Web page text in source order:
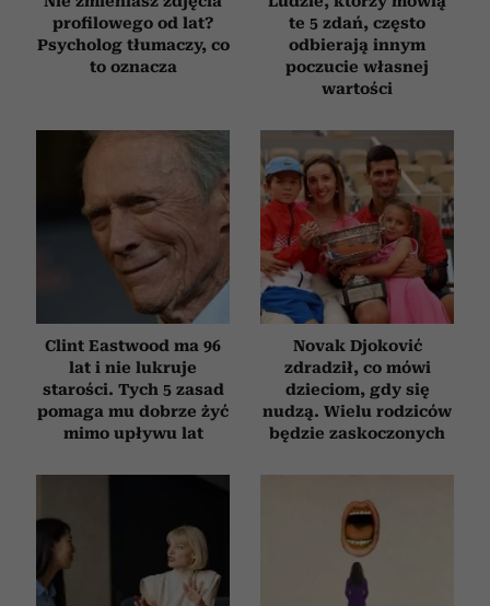
profilowego od lat?
Psycholog tłumaczy, co
to oznacza
te 5 zdań, często
odbierają innym
poczucie własnej
wartości
Clint Eastwood ma 96
lat i nie lukruje
starości. Tych 5 zasad
pomaga mu dobrze żyć
mimo upływu lat
Novak Djoković
zdradził, co mówi
dzieciom, gdy się
nudzą. Wielu rodziców
będzie zaskoczonych